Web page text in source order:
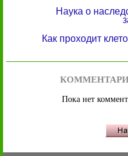
Наука о
Как проходит
Пока нет